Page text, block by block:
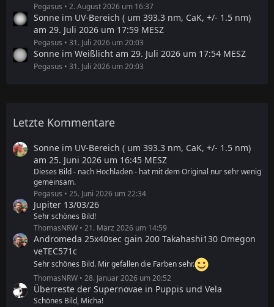
Pegasus 2. August 2026 um 16:37
Sonne im UV-Bereich ( um 393.3 nm, CaK, +/- 1.5 nm)
am 29. Juli 2026 um 17:59 MESZ
Pegasus 31. Juli 2026 um 20:03
Sonne im Weißlicht am 29. Juli 2026 um 17:54 MESZ
Pegasus 31. Juli 2026 um 20:03
Letzte Kommentare
Sonne im UV-Bereich ( um 393.3 nm, CaK, +/- 1.5 nm)
am 25. Juni 2026 um 16:45 MESZ
Dieses Bild - nach Hochladen - hat mit dem Original nur sehr wenig
gemeinsam.
Pegasus
25. Juni 2026 um 22:34
Jupiter 13/03/26
Sehr schönes Bild!
ThomasNRW
21. März 2026 um 14:59
Andromeda 25x40sec gain 200 Takahashi130 Omegon
veTEC571c
Sehr schönes Bild. Mir gefallen die Farben sehr.
ThomasNRW
28. Januar 2026 um 20:52
Überreste der Supernovae in Puppis und Vela
Schönes Bild, Micha!